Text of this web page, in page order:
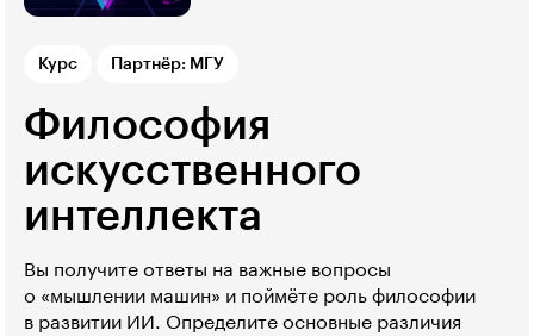
Курс Партнёр: МГУ
Философия
искусственного
интеллекта
Вы получите ответы на важные вопросы
о «мышлении машин» и поймёте роль философии
в развитии ИИ. Определите основные различия